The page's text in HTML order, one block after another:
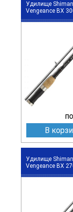
Удилище
Vengeance BX
В
Удилище
Vengeance BX